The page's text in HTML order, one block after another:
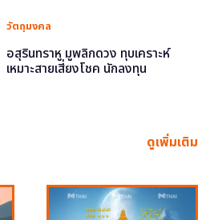
วัตถุมงคล
อสุรินทราหู มูพลิกดวง ทุบเคราะห์
เหมาะสายเสี่ยงโชค นักลงทุน
ดูเพิ่มเติม